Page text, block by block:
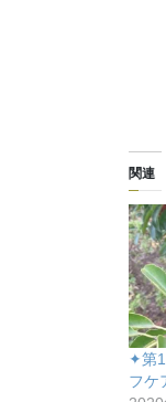
関連
✦第1
フケ